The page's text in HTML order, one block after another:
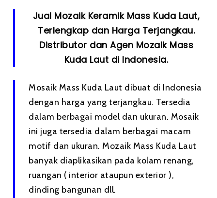
Jual Mozaik Keramik Mass Kuda Laut,
Terlengkap dan Harga Terjangkau.
Distributor dan Agen Mozaik Mass
Kuda Laut di Indonesia.
Mosaik Mass Kuda Laut dibuat di Indonesia
dengan harga yang terjangkau. Tersedia
dalam berbagai model dan ukuran. Mosaik
ini juga tersedia dalam berbagai macam
motif dan ukuran. Mozaik Mass Kuda Laut
banyak diaplikasikan pada kolam renang,
ruangan ( interior ataupun exterior ),
dinding bangunan dll.